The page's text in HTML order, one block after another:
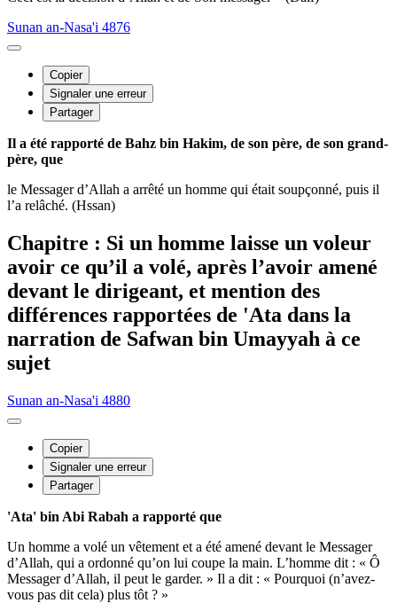
Sunan an-Nasa'i 4876
Copier
Signaler une erreur
Partager
Il a été rapporté de Bahz bin Hakim, de son père, de son grand-
père, que
le Messager d’Allah a arrêté un homme qui était soupçonné, puis il
l’a relâché. (Hssan)
Chapitre : Si un homme laisse un voleur
avoir ce qu’il a volé, après l’avoir amené
devant le dirigeant, et mention des
différences rapportées de 'Ata dans la
narration de Safwan bin Umayyah à ce
sujet
Sunan an-Nasa'i 4880
Copier
Signaler une erreur
Partager
'Ata' bin Abi Rabah a rapporté que
Un homme a volé un vêtement et a été amené devant le Messager
d’Allah, qui a ordonné qu’on lui coupe la main. L’homme dit : « Ô
Messager d’Allah, il peut le garder. » Il a dit : « Pourquoi (n’avez-
vous pas dit cela) plus tôt ? »